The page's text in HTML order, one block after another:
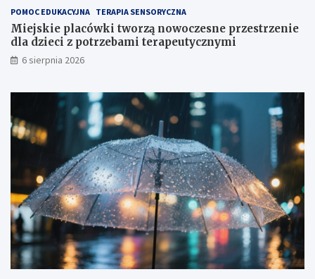
ż
,
t
u
ż
POMOC EDUKACYJNA TERAPIA SENSORYCZNA
Miejskie placówki tworzą nowoczesne przestrzenie
dla dzieci z potrzebami terapeutycznymi
6 sierpnia 2026